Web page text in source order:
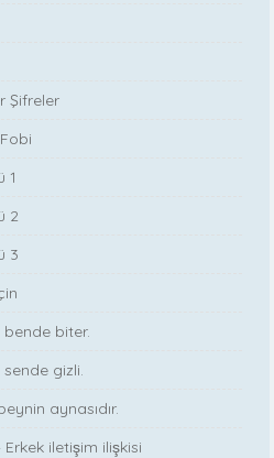
Şifreler
1
2
3
bende biter.
gizli.
aynasıdır.
Erkek iletişim ilişkisi